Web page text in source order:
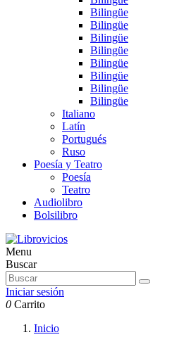
Bilingüe
Bilingüe
Bilingüe
Bilingüe
Bilingüe
Bilingüe
Bilingüe
Bilingüe
Italiano
Latín
Portugués
Ruso
Poesía y Teatro
Poesía
Teatro
Audiolibro
Bolsilibro
Menu
Buscar
Iniciar sesión
0 Carrito
Inicio